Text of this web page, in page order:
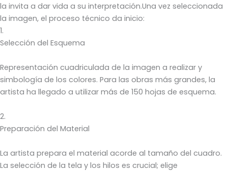
la invita a dar vida a su interpretación.Una vez seleccionada
la imagen, el proceso técnico da inicio:
1.
Selección del Esquema
Representación cuadriculada de la imagen a realizar y
simbología de los colores. Para las obras más grandes, la
artista ha llegado a utilizar más de 150 hojas de esquema.
2.
Preparación del Material
La artista prepara el material acorde al tamaño del cuadro.
La selección de la tela y los hilos es crucial; elige